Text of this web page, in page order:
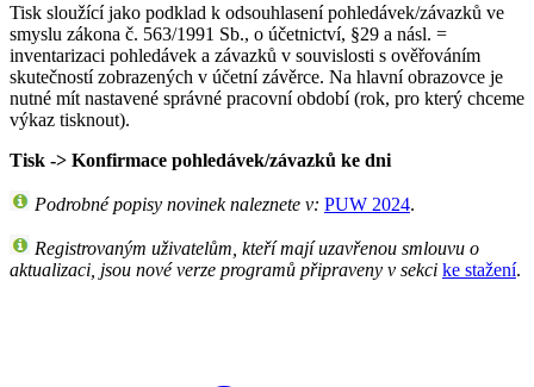
Tisk sloužící jako podklad k odsouhlasení pohledávek/závazků ve
smyslu zákona č. 563/1991 Sb., o účetnictví, §29 a násl. =
inventarizaci pohledávek a závazků v souvislosti s ověřováním
skutečností zobrazených v účetní závěrce. Na hlavní obrazovce je
nutné mít nastavené správné pracovní období (rok, pro který chceme
výkaz tisknout).
Tisk -> Konfirmace pohledávek/závazků ke dni
Podrobné popisy novinek naleznete v: PUW 2024.
Registrovaným uživatelům, kteří mají uzavřenou smlouvu o
aktualizaci, jsou nové verze programů připraveny v sekci ke stažení.